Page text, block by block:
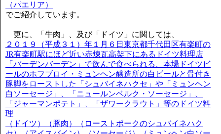
（パエリア）
でご紹介しています。
更に、「牛肉」、及び「ドイツ」に関しては、
２０１９（平成３１）年１月６日東京都千代田区有楽町の
JR有楽町駅にほど近い赤煉瓦高架下にあるドイツ料理店
「バーデンバーデン」で飲んで食べられる、本場ドイツビ
ールのホフブロイ・ミュンヘン醸造所の白ビールと骨付き
豚脚をローストした「シュバイネハクセ」や「ミュンヘン
白ソーセージ」、「ニュールンベルク・ソーセージ」、
「ジャーマンポテト」、「ザワークラウト」等のドイツ料
理
（ドイツ）（豚肉）（ローストポークのシュバイネハク